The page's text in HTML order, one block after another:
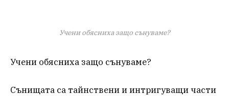
Учени обясниха защо сънуваме?
Учени обясниха защо сънуваме?
Сънищата са тайнствени и интригуващи части